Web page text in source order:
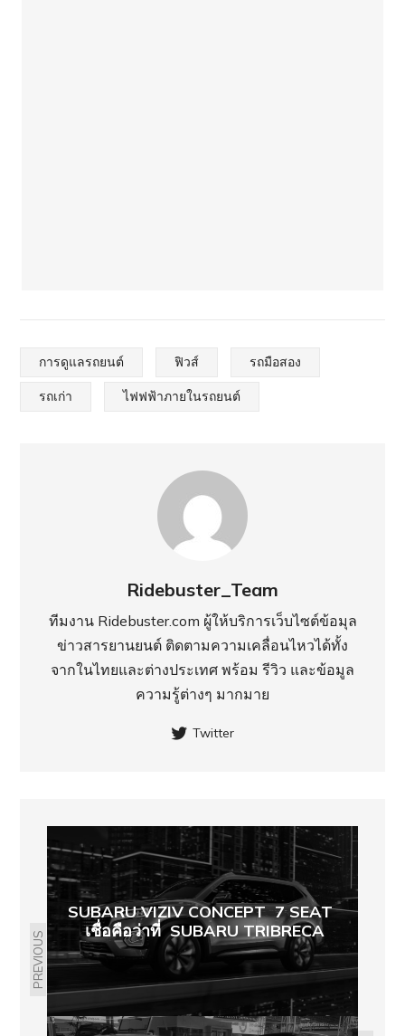
การดูแลรถยนต์ ฟิวส์ รถมือสอง
รถเก่า ไฟฟฟ้าภายในรถยนต์
Ridebuster_Team
ทีมงาน Ridebuster.com ผู้ให้บริการเว็บไซต์ข้อมุล
ข่าวสารยานยนต์ ติดตามความเคลื่อนไหวได้ทั้ง
จากในไทยและต่างประเทศ พร้อม รีวิว และข้อมูล
ความรู้ต่างๆ มากมาย
Twitter
PREVIOUS
SUBARU VIZIV CONCEPT 7 SEAT
เชื่อคือว่าที่ SUBARU TRIBRECA